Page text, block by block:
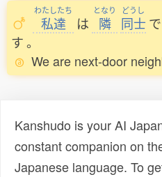
わたしたち
私達 は
となり
隣
どうし
同士 で
す。
We are next-door
Kanshudo is your AI
constant companion on
Japanese language. To